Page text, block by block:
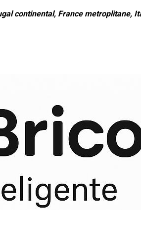
continental, France metroplitane,